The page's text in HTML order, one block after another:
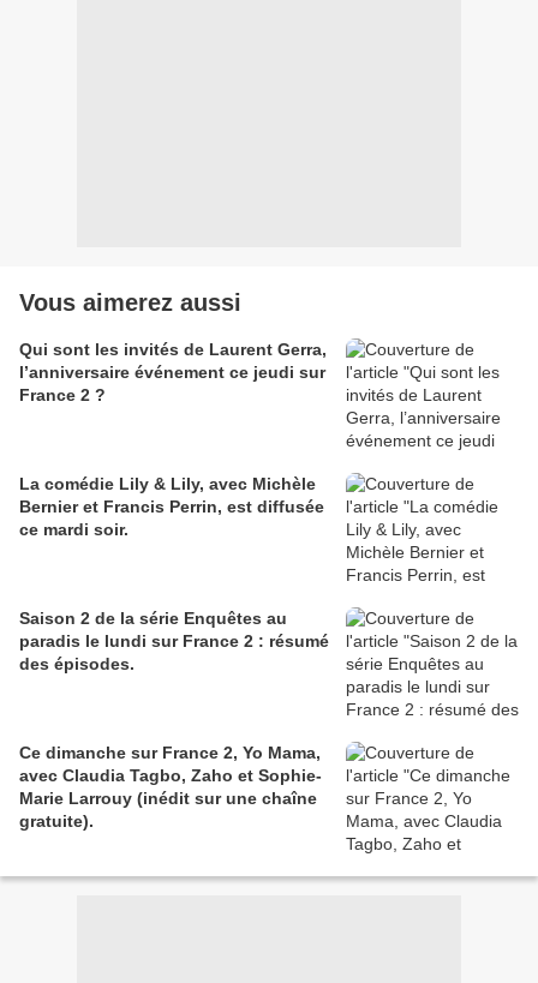
Vous aimerez aussi
Qui sont les invités de Laurent Gerra,
l’anniversaire événement ce jeudi sur
France 2 ?
La comédie Lily & Lily, avec Michèle
Bernier et Francis Perrin, est diffusée
ce mardi soir.
Saison 2 de la série Enquêtes au
paradis le lundi sur France 2 : résumé
des épisodes.
Ce dimanche sur France 2, Yo Mama,
avec Claudia Tagbo, Zaho et Sophie-
Marie Larrouy (inédit sur une chaîne
gratuite).